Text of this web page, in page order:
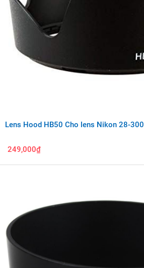
Lens Hood HB50 Cho lens Nikon 28-300
249,000₫